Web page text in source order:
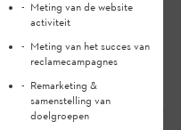
slechts een
toegekend.
Meting van de website
activiteit
Meting van het succes van
reclamecampagnes
Remarketing &
samenstelling van
doelgroepen